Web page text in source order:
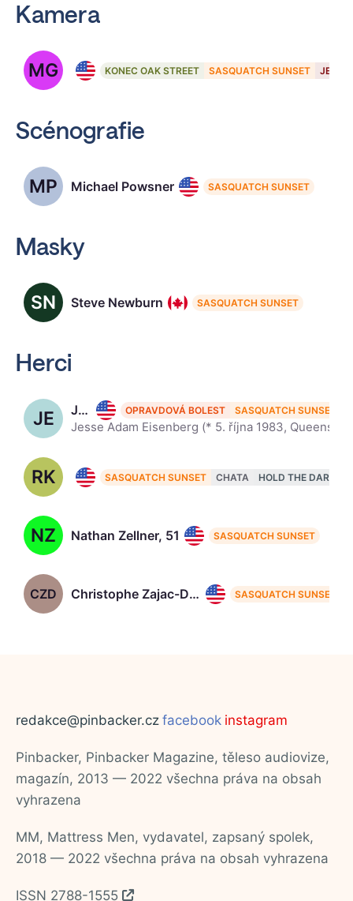
Kamera
MG Mike Gioulakis
KONEC OAK STREET SASQUATCH SUNSET
Scénografie
MP Michael Powsner SASQUATCH SUNSET
Masky
SN Steve Newburn SASQUATCH SUNSET
Herci
JE Jesse Eisenberg, 42 OPRAVDOVÁ BOLEST SASQUATCH SUNSET
RK Riley Keough, 37
SASQUATCH SUNSET CHATA HOLD THE DARK
NZ Nathan Zellner, 51 SASQUATCH SUNSET
CZD Christophe Zajac-Denek SASQUATCH SUNSET
redakce@pinbacker.cz facebook instagram
Pinbacker, Pinbacker Magazine, těleso audiovize,
magazín, 2013 — 2022 všechna práva na obsah
vyhrazena
MM, Mattress Men, vydavatel, zapsaný spolek,
2018 — 2022 všechna práva na obsah vyhrazena
ISSN 2788-1555